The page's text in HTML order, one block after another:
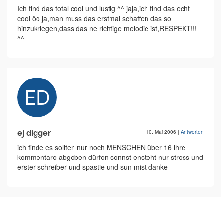
Ich find das total cool und lustig ^^ jaja,ich find das echt
cool ôo ja,man muss das erstmal schaffen das so
hinzukriegen,dass das ne richtige melodie ist,RESPEKT!!!
^^
ej digger 10. Mai 2006 | Antworten
ich finde es sollten nur noch MENSCHEN über 16 ihre
kommentare abgeben dürfen sonnst ensteht nur stress und
erster schreiber und spastie und sun mist danke